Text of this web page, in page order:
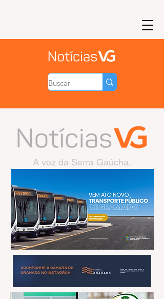
A voz da Serra Gaúcha.